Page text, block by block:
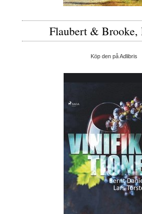
Flaubert & Brooke,
Köp den på Adlibris